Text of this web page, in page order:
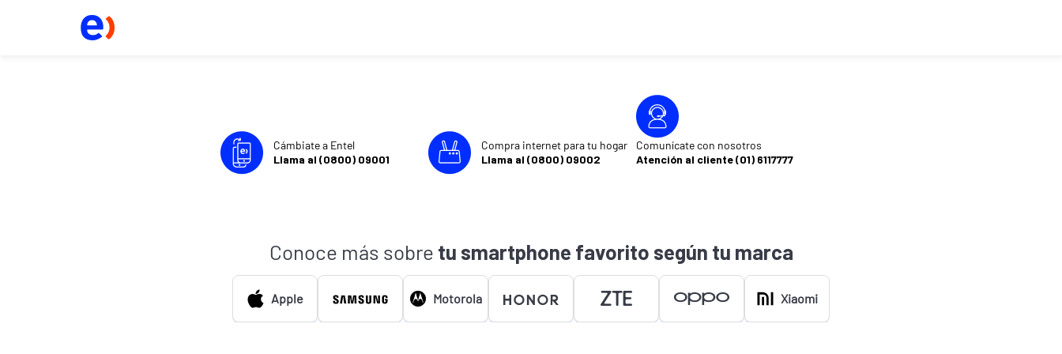
Cámbiate a Entel
Llama al (0800) 09001
Compra internet para tu hogar
Llama al (0800) 09002
Comunícate con nosotros
Atención al cliente (01) 6117777
Conoce más sobre tu smartphone favorito según tu marca
Apple Motorola Xiaomi